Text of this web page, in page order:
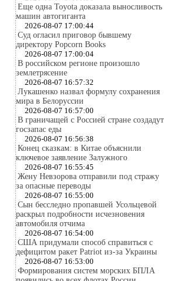
Еще одна Toyota доказала выносливость
машин автогиганта
2026-08-07 17:00:44
Суд огласил приговор бывшему
директору Popcorn Books
2026-08-07 17:00:04
В российском регионе произошло
землетрясение
2026-08-07 16:57:32
Лукашенко назвал формулу сохранения
мира в Белоруссии
2026-08-07 16:57:00
В граничащей с Россией стране создадут
госзапас еды
2026-08-07 16:56:38
Конец сказкам: в Китае объяснили
ключевое заявление Залужного
2026-08-07 16:55:45
Жену Невзорова отправили под стражу
за опасные переводы
2026-08-07 16:55:00
Сын бесследно пропавшей Усольцевой
раскрыл подробности исчезновения
автомобиля отчима
2026-08-07 16:54:00
США придумали способ справиться с
дефицитом ракет Patriot из-за Украины
2026-08-07 16:53:00
Формирования систем морских БПЛА